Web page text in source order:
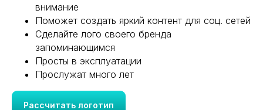
внимание
Поможет создать яркий контент для соц. сетей
Сделайте лого своего бренда
запоминающимся
Просты в эксплуатации
Прослужат много лет
Рассчитать логотип